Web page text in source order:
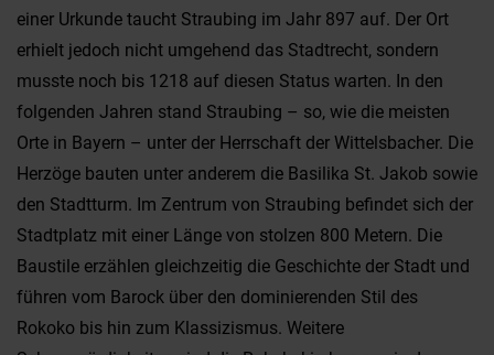
einer Urkunde taucht Straubing im Jahr 897 auf. Der Ort
erhielt jedoch nicht umgehend das Stadtrecht, sondern
musste noch bis 1218 auf diesen Status warten. In den
folgenden Jahren stand Straubing – so, wie die meisten
Orte in Bayern – unter der Herrschaft der Wittelsbacher. Die
Herzöge bauten unter anderem die Basilika St. Jakob sowie
den Stadtturm. Im Zentrum von Straubing befindet sich der
Stadtplatz mit einer Länge von stolzen 800 Metern. Die
Baustile erzählen gleichzeitig die Geschichte der Stadt und
führen vom Barock über den dominierenden Stil des
Rokoko bis hin zum Klassizismus. Weitere